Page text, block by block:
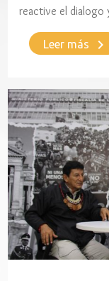
reactive el dialogo
Leer más keyboard_arrow_right